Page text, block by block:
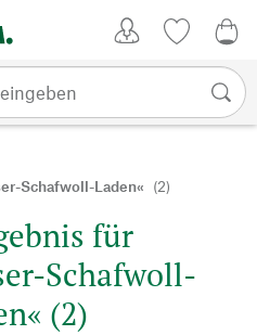
Schafwoll-Laden« (2)
für
Schafwoll-
(2)